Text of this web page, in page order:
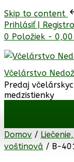
Skip to content
Prejsť
na
Prihlásiť |
0 Položiek -
Včelárstvo
Predaj
medzistienky
Domov /
voštinová / B-